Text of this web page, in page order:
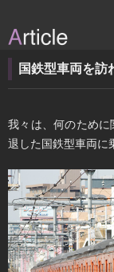
国鉄型車両を訪
我々は、何のために
退した国鉄型車両に